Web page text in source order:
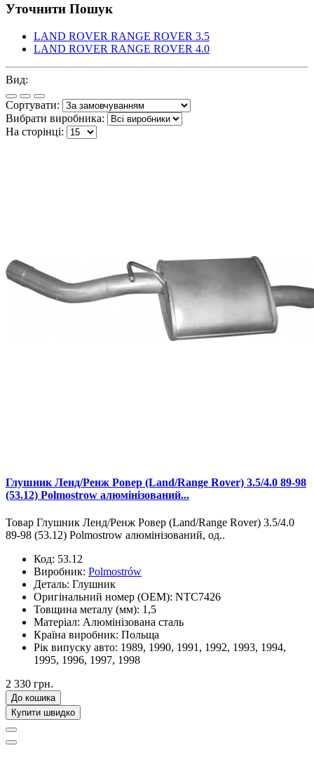
Уточнити Пошук
LAND ROVER RANGE ROVER 3.5
LAND ROVER RANGE ROVER 4.0
Вид:
Сортувати:
Вибрати виробника:
На сторінці:
Глушник Ленд/Ренж Ровер (Land/Range Rover) 3.5/4.0 89-98
(53.12) Polmostrow алюмінізований...
Товар Глушник Ленд/Ренж Ровер (Land/Range Rover) 3.5/4.0
89-98 (53.12) Polmostrow алюмінізований, од..
Код: 53.12
Виробник: Polmostrów
Деталь: Глушник
Оригінальний номер (OEM): NTC7426
Товщина металу (мм): 1,5
Матеріал: Алюмінізована сталь
Країна виробник: Польща
Рік випуску авто: 1989, 1990, 1991, 1992, 1993, 1994,
1995, 1996, 1997, 1998
2 330 грн.
До кошика
Купити швидко